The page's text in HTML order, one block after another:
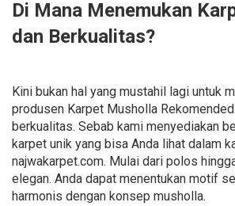
Di Mana Menemukan
dan Berkualitas?
Kini bukan hal yang mustahil lagi untuk
produsen Karpet Musholla
berkualitas. Sebab kami menyediakan
karpet unik yang bisa Anda lihat dalam
najwakarpet.com. Mulai dari polos
elegan. Anda dapat menentukan motif
harmonis dengan konsep musholla.